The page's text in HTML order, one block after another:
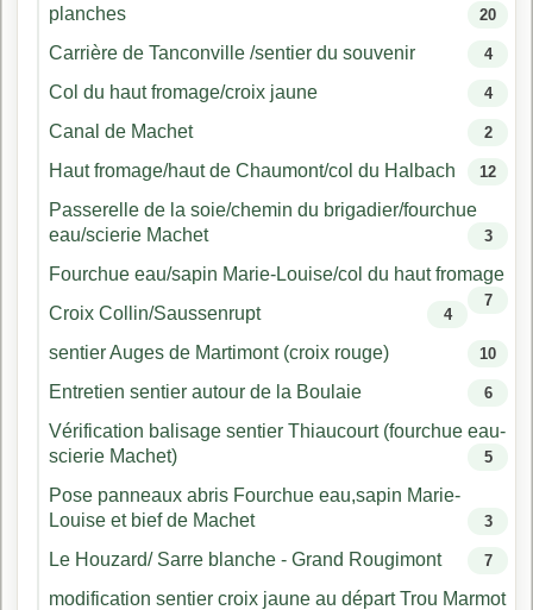
planches
20
Carrière de Tanconville /sentier du souvenir 4
Col du haut fromage/croix jaune 4
Canal de Machet 2
Haut fromage/haut de Chaumont/col du Halbach 12
Passerelle de la soie/chemin du brigadier/fourchue
eau/scierie Machet
3
Fourchue eau/sapin Marie-Louise/col du haut fromage
7
Croix Collin/Saussenrupt 4
sentier Auges de Martimont (croix rouge) 10
Entretien sentier autour de la Boulaie 6
Vérification balisage sentier Thiaucourt (fourchue eau-
scierie Machet)
5
Pose panneaux abris Fourchue eau,sapin Marie-
Louise et bief de Machet
3
Le Houzard/ Sarre blanche - Grand Rougimont 7
modification sentier croix jaune au départ Trou Marmot